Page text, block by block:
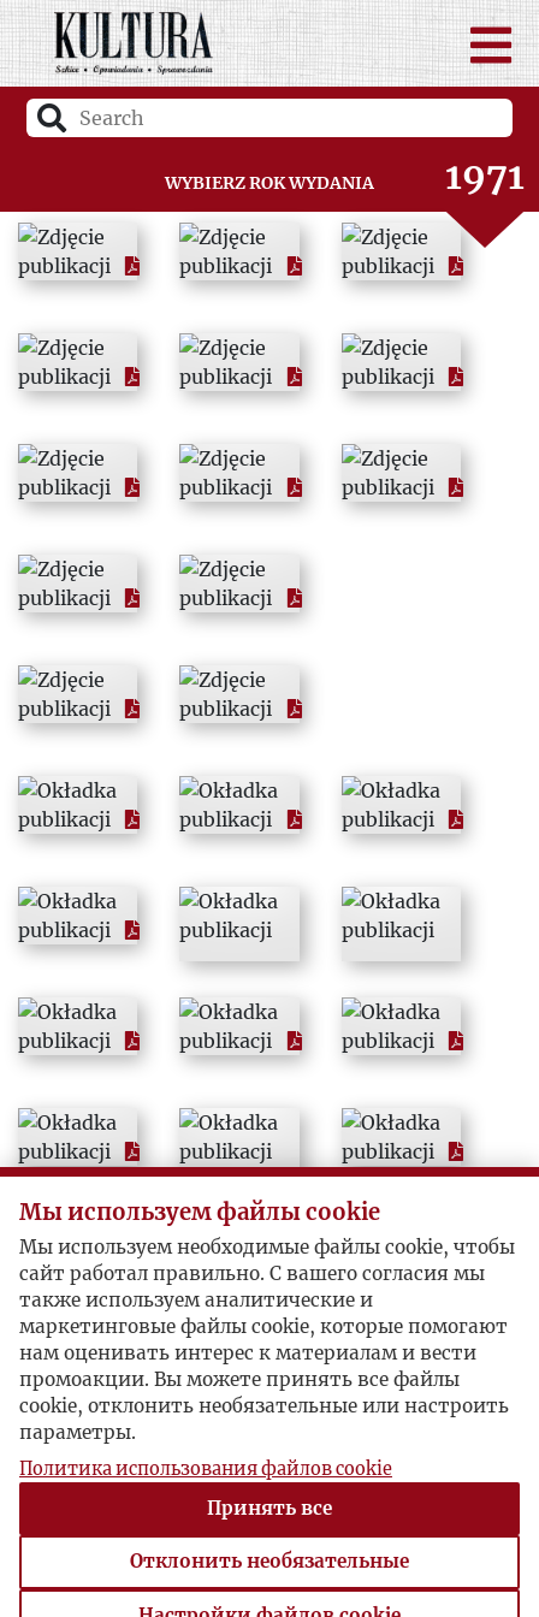
Wybierz rok wydania
1969
1970
1971
1972
1974
1975
1976
1980
1981
1982
1983
1984
1985
1986
1987
1989
1990
1991
Мы используем файлы cookie
Мы используем необходимые файлы cookie, чтобы
сайт работал правильно. С вашего согласия мы
также используем аналитические и
маркетинговые файлы cookie, которые помогают
нам оценивать интерес к материалам и вести
промоакции. Вы можете принять все файлы
cookie, отклонить необязательные или настроить
параметры.
Политика использования файлов cookie
Принять все
Отклонить необязательные